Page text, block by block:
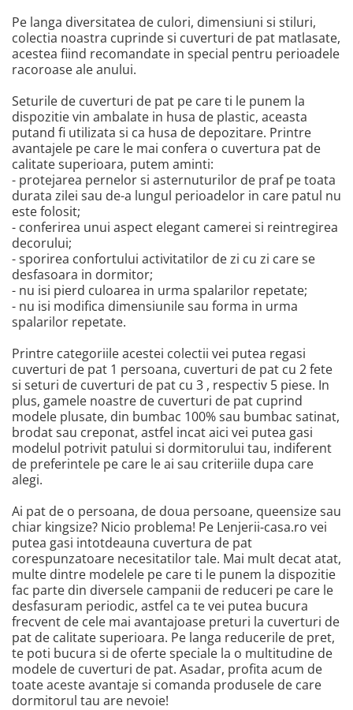
Pe langa diversitatea de culori, dimensiuni si stiluri,
colectia noastra cuprinde si cuverturi de pat matlasate,
acestea fiind recomandate in special pentru perioadele
racoroase ale anului.
Seturile de cuverturi de pat pe care ti le punem la
dispozitie vin ambalate in husa de plastic, aceasta
putand fi utilizata si ca husa de depozitare. Printre
avantajele pe care le mai confera o cuvertura pat de
calitate superioara, putem aminti:
- protejarea pernelor si asternuturilor de praf pe toata
durata zilei sau de-a lungul perioadelor in care patul nu
este folosit;
- conferirea unui aspect elegant camerei si reintregirea
decorului;
- sporirea confortului activitatilor de zi cu zi care se
desfasoara in dormitor;
- nu isi pierd culoarea in urma spalarilor repetate;
- nu isi modifica dimensiunile sau forma in urma
spalarilor repetate.
Printre categoriile acestei colectii vei putea regasi
cuverturi de pat 1 persoana, cuverturi de pat cu 2 fete
si seturi de cuverturi de pat cu 3 , respectiv 5 piese. In
plus, gamele noastre de cuverturi de pat cuprind
modele plusate, din bumbac 100% sau bumbac satinat,
brodat sau creponat, astfel incat aici vei putea gasi
modelul potrivit patului si dormitorului tau, indiferent
de preferintele pe care le ai sau criteriile dupa care
alegi.
Ai pat de o persoana, de doua persoane, queensize sau
chiar kingsize? Nicio problema! Pe Lenjerii-casa.ro vei
putea gasi intotdeauna cuvertura de pat
corespunzatoare necesitatilor tale. Mai mult decat atat,
multe dintre modelele pe care ti le punem la dispozitie
fac parte din diversele campanii de reduceri pe care le
desfasuram periodic, astfel ca te vei putea bucura
frecvent de cele mai avantajoase preturi la cuverturi de
pat de calitate superioara. Pe langa reducerile de pret,
te poti bucura si de oferte speciale la o multitudine de
modele de cuverturi de pat. Asadar, profita acum de
toate aceste avantaje si comanda produsele de care
dormitorul tau are nevoie!